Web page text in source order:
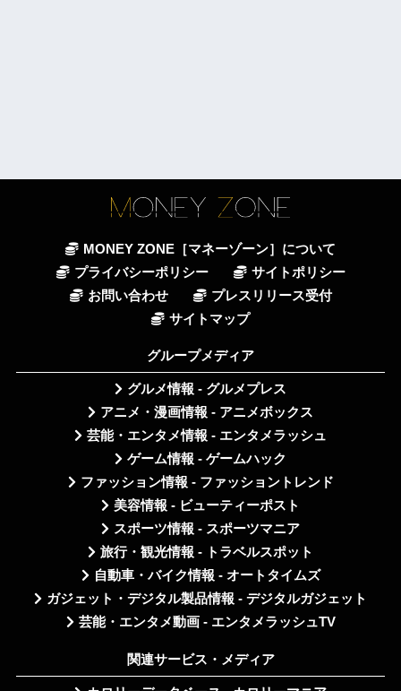
MONEY ZONE［マネーゾーン］について
プライバシーポリシー
サイトポリシー
お問い合わせ
プレスリリース受付
サイトマップ
グループメディア
グルメ情報 - グルメプレス
アニメ・漫画情報 - アニメボックス
芸能・エンタメ情報 - エンタメラッシュ
ゲーム情報 - ゲームハック
ファッション情報 - ファッショントレンド
美容情報 - ビューティーポスト
スポーツ情報 - スポーツマニア
旅行・観光情報 - トラベルスポット
自動車・バイク情報 - オートタイムズ
ガジェット・デジタル製品情報 - デジタルガジェット
芸能・エンタメ動画 - エンタメラッシュTV
関連サービス・メディア